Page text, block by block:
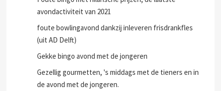
avondactiviteit van 2021
foute bowlingavond dankzij inleveren frisdrankfles
(uit AD Delft)
Gekke bingo avond met de jongeren
Gezellig gourmetten, 's middags met de tieners en in
de avond met de jongeren.